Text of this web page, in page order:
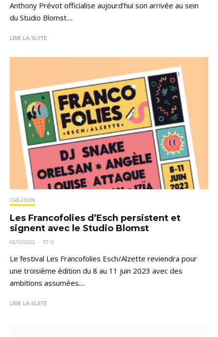
Anthony Prévot officialise aujourd’hui son arrivée au sein
du Studio Blomst....
LIRE LA SUITE
CRÉATION
Les Francofolies d’Esch persistent et
signent avec le Studio Blomst
02/12/2022 · 0
Le festival Les Francofolies Esch/Alzette reviendra pour
une troisième édition du 8 au 11 juin 2023 avec des
ambitions assumées....
LIRE LA SUITE